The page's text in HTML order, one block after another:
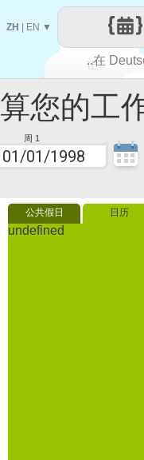
工作
周 1
公共假日 日历
undefined
让
..在
ZH EN ▼